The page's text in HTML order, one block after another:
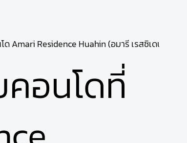
หิน)
ด Amari Residence Huahin (อมารี เรสซิเดนซ์ หัวหิน)
อนโดที่